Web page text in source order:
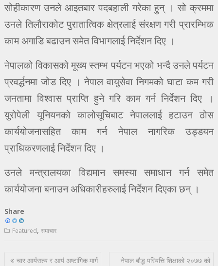
सोहीकारण उनले आइतबार पदबहाली गरेका हुन् । सो क्रममा
उनले तिलौराकोट पुरातात्विक क्षेत्रलाई संरक्षण गरी प्रारम्भिक
काम अगाडि बढाउन समेत विभागलाई निर्देशन दिए ।
नेपालको विकासको मूख्य स्तम्भ पर्यटन भएको भन्दै उनले पर्यटन
प्रवर्द्धनमा जोड दिए । नेपाल वायुसेवा निगमको घाटा कम गरी
जनतामा विश्वास प्राप्ति हुने गरि काम गर्न निर्देशन दिए ।
युरोपेली यूनियनको कालोसूचिबाट नेपाललाई हटाउन ठोस
कार्ययोजनासहित काम गर्न नेपाल नागरिक उड्डयन
प्राधिकरणलाई निर्देशन दिए ।
उनले मन्त्रालयका विद्यमान समस्या समाधान गर्न समेत
कार्ययोजना बनाउन अधिकारीहरुलाई निर्देशन दिएका छन् ।
Share
Featured,समाचार
Post
चार आर्यसत्य र आर्य अष्टांगिक मार्ग
नेपाल बौद्ध परियत्ति शिक्षाको २०७७ को